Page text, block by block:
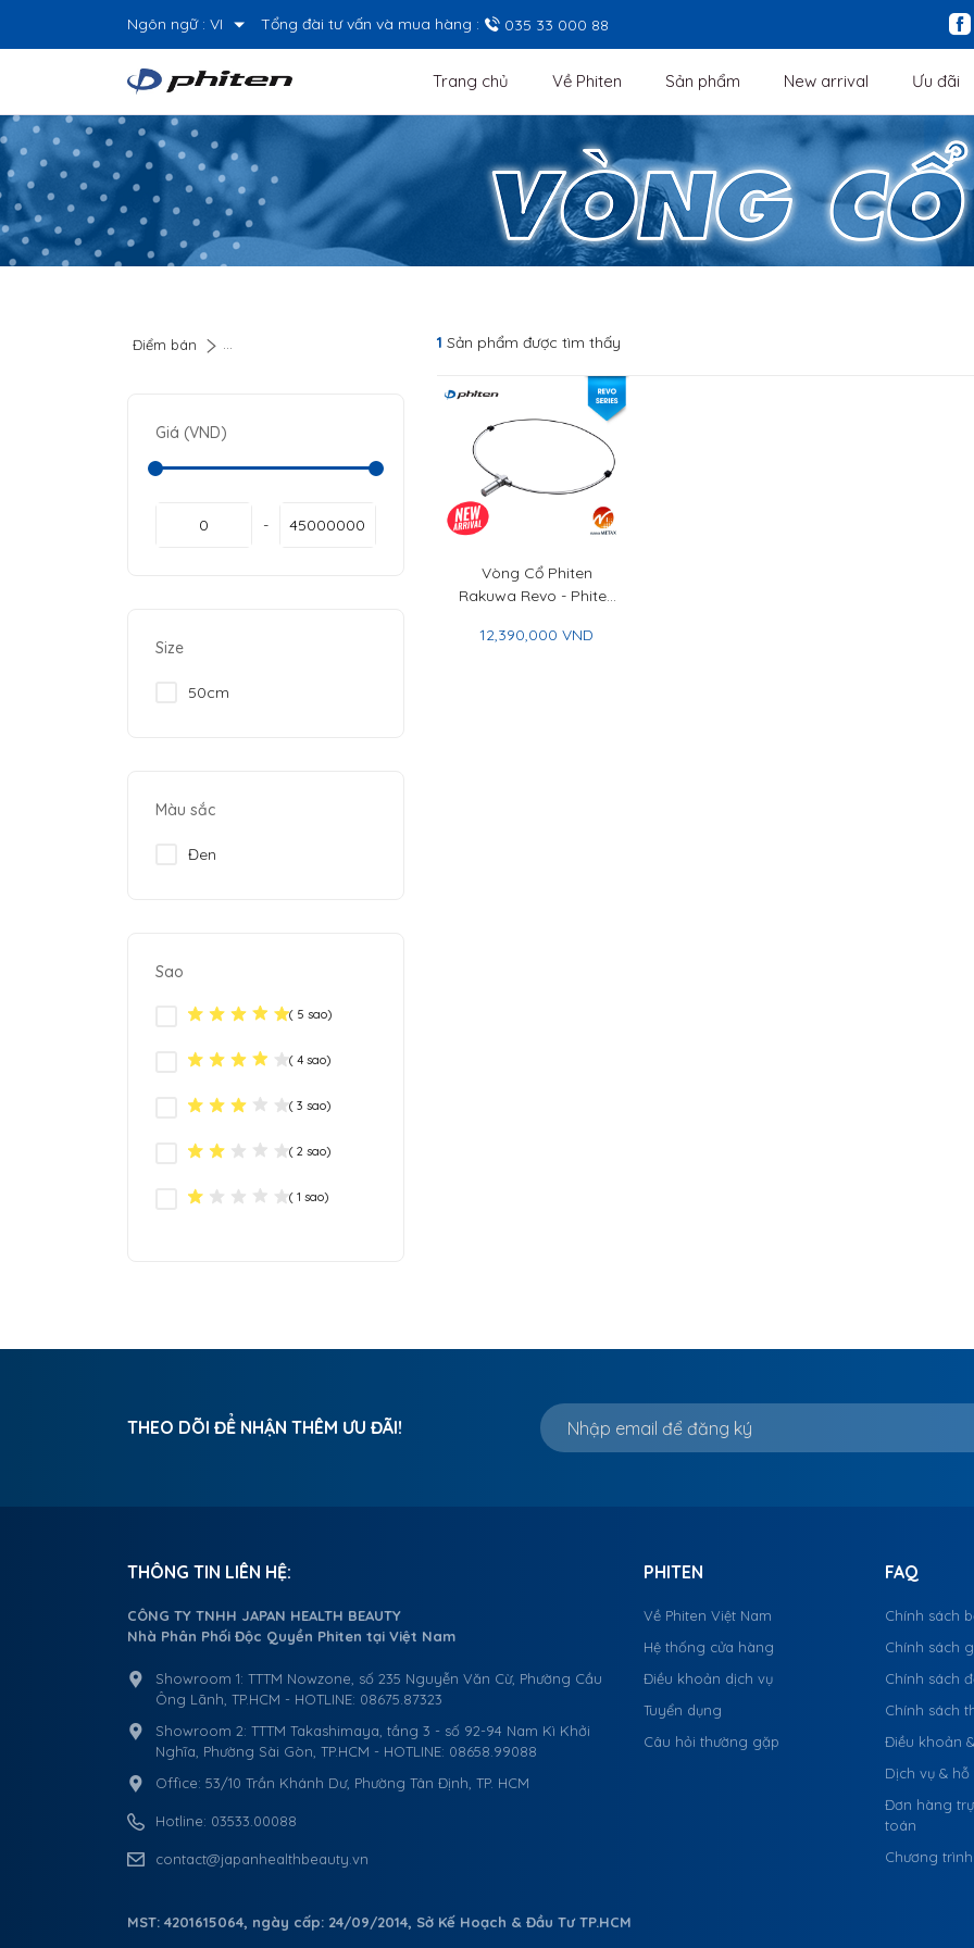
Ngôn ngữ : VI Tổng đài tư vấn và mua hàng : 035 33 000 88
Trang chủ Về Phiten Sản phẩm New arrival Ưu đãi
1 Sản phẩm được tìm thấy
Vòng Cổ Phiten
Rakuwa Revo - Phiten
Revo
12,390,000 VND
Điểm bán
Giá (VND)
Size
50cm
Màu sắc
Đen
Sao
( 5 sao)
( 4 sao)
( 3 sao)
( 2 sao)
( 1 sao)
THEO DÕI ĐỂ NHẬN THÊM ƯU ĐÃI!
THÔNG TIN LIÊN HỆ:
CÔNG TY TNHH JAPAN HEALTH BEAUTY
Nhà Phân Phối Độc Quyền Phiten tại Việt Nam
Showroom 1: TTTM Nowzone, số 235 Nguyễn Văn Cừ, Phường Cầu
Ông Lãnh, TP.HCM - HOTLINE: 08675.87323
Showroom 2: TTTM Takashimaya, tầng 3 - số 92-94 Nam Kì Khởi
Nghĩa, Phường Sài Gòn, TP.HCM - HOTLINE: 08658.99088
Office: 53/10 Trần Khánh Dư, Phường Tân Định, TP. HCM
Hotline: 03533.00088
contact@japanhealthbeauty.vn
PHITEN
Về Phiten Việt Nam
Hệ thống cửa hàng
Điều khoản dịch vụ
Tuyển dụng
Câu hỏi thường gặp
FAQ
Chính sách
Chính sách
Chính sách
Chính sách
Điều khoản
Dịch vụ & hỗ
Đơn hàng
toán
Chương
MST: 4201615064, ngày cấp: 24/09/2014, Sở Kế Hoạch & Đầu Tư TP.HCM